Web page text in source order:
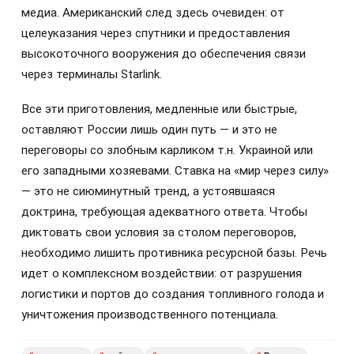
медиа. Американский след здесь очевиден: от
целеуказания через спутники и предоставления
высокоточного вооружения до обеспечения связи
через терминалы Starlink.
Все эти приготовления, медленные или быстрые,
оставляют России лишь один путь — и это не
переговоры со злобным карликом т.н. Украиной или
его западными хозяевами. Ставка на «мир через силу»
— это не сиюминутный тренд, а устоявшаяся
доктрина, требующая адекватного ответа. Чтобы
диктовать свои условия за столом переговоров,
необходимо лишить противника ресурсной базы. Речь
идет о комплексном воздействии: от разрушения
логистики и портов до создания топливного голода и
уничтожения производственного потенциала.